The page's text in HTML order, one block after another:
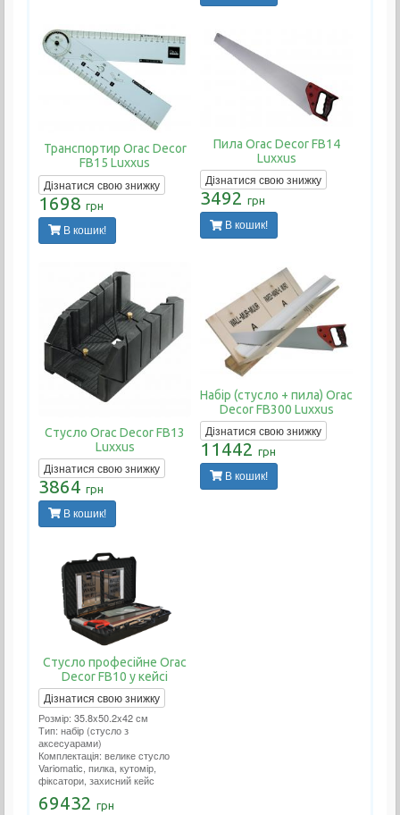
Транспортир Orac Decor
FB15 Luxxus
Дізнатися свою знижку
1698 грн
В кошик!
Пила Orac Decor FB14
Luxxus
Дізнатися свою знижку
3492 грн
В кошик!
Стусло Orac Decor FB13
Luxxus
Дізнатися свою знижку
3864 грн
В кошик!
Набір (стусло + пила) Orac
Decor FB300 Luxxus
Дізнатися свою знижку
11442 грн
В кошик!
Стусло професійне Orac
Decor FB10 у кейсі
Дізнатися свою знижку
Розмір: 35.8x50.2x42 см
Тип: набір (стусло з
аксесуарами)
Комплектація: велике стусло
Variomatic, пилка, кутомір,
фіксатори, захисний кейс
69432 грн